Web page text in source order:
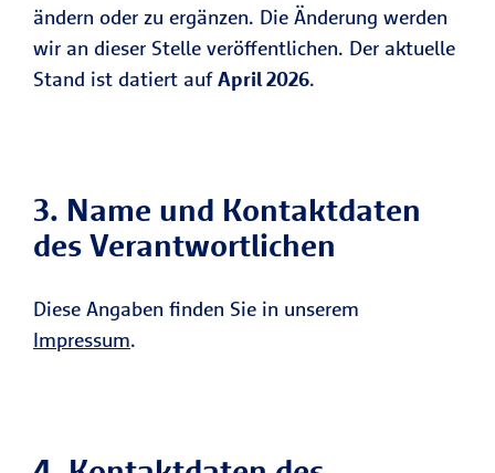
ändern oder zu ergänzen. Die Änderung werden
wir an dieser Stelle veröffentlichen. Der aktuelle
Stand ist datiert aufApril 2026.
3. Name und Kontaktdaten
des Verantwortlichen
Diese Angaben finden Sie in unserem
Impressum.